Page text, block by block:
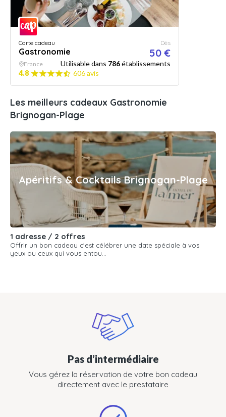
Carte cadeau
Gastronomie
Dès
50 €
France Utilisable dans 786établissements
4.8
606 avis
Les meilleurs cadeaux Gastronomie
Brignogan-Plage
Apéritifs & Cocktails Brignogan-Plage
1 adresse / 2 offres
Offrir un bon cadeau c'est célébrer une date spéciale à vos
yeux ou ceux qui vous entou...
Pas d’intermédiaire
Vous gérez la réservation de votre bon cadeau
directement avec le prestataire